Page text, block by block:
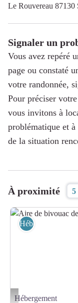
Le Rouvereau 87130
Signaler un
Vous avez repéré
page ou constaté
votre randonnée,
Pour préciser
vous invitons à
problématique et
de la situation
À proximité 5
Aire de bivouac de Saint-
Hébergement
Hébergement